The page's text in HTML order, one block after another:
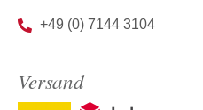
+49 (0) 7144 3104
Versand